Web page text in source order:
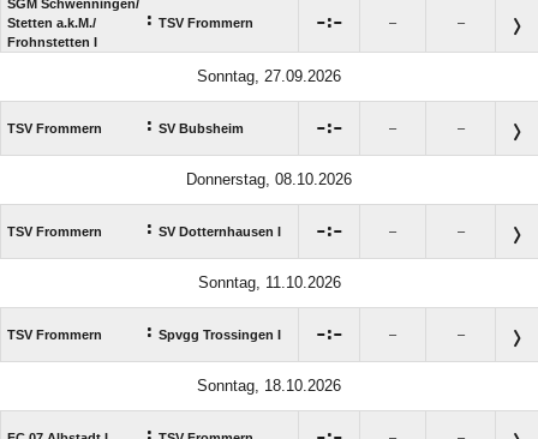
SGM Schwenningen/​
Stetten a.k.M./​
Frohnstetten I
: TSV Frommern : – –
Sonntag, 27.09.2026
TSV Frommern : SV Bubsheim : – –
Donnerstag, 08.10.2026
TSV Frommern : SV Dotternhausen I : – –
Sonntag, 11.10.2026
TSV Frommern : Spvgg Trossingen I : – –
Sonntag, 18.10.2026